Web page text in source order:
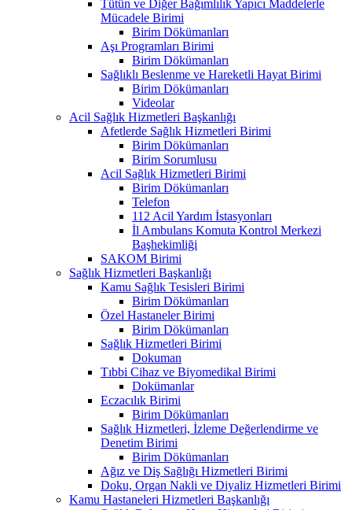
Tütün ve Diğer Bağımlılık Yapıcı Maddelerle
Mücadele Birimi
Birim Dökümanları
Aşı Programları Birimi
Birim Dökümanları
Sağlıklı Beslenme ve Hareketli Hayat Birimi
Birim Dökümanları
Videolar
Acil Sağlık Hizmetleri Başkanlığı
Afetlerde Sağlık Hizmetleri Birimi
Birim Dökümanları
Birim Sorumlusu
Acil Sağlık Hizmetleri Birimi
Birim Dökümanları
Telefon
112 Acil Yardım İstasyonları
İl Ambulans Komuta Kontrol Merkezi
Başhekimliği
SAKOM Birimi
Sağlık Hizmetleri Başkanlığı
Kamu Sağlık Tesisleri Birimi
Birim Dökümanları
Özel Hastaneler Birimi
Birim Dökümanları
Sağlık Hizmetleri Birimi
Dokuman
Tıbbi Cihaz ve Biyomedikal Birimi
Dokümanlar
Eczacılık Birimi
Birim Dökümanları
Sağlık Hizmetleri, İzleme Değerlendirme ve
Denetim Birimi
Birim Dökümanları
Ağız ve Diş Sağlığı Hizmetleri Birimi
Doku, Organ Nakli ve Diyaliz Hizmetleri Birimi
Kamu Hastaneleri Hizmetleri Başkanlığı